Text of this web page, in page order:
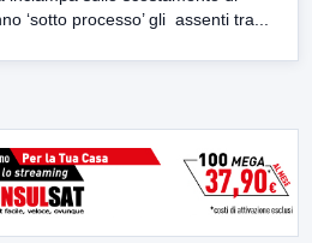
‘sotto processo’ gli assenti tra...